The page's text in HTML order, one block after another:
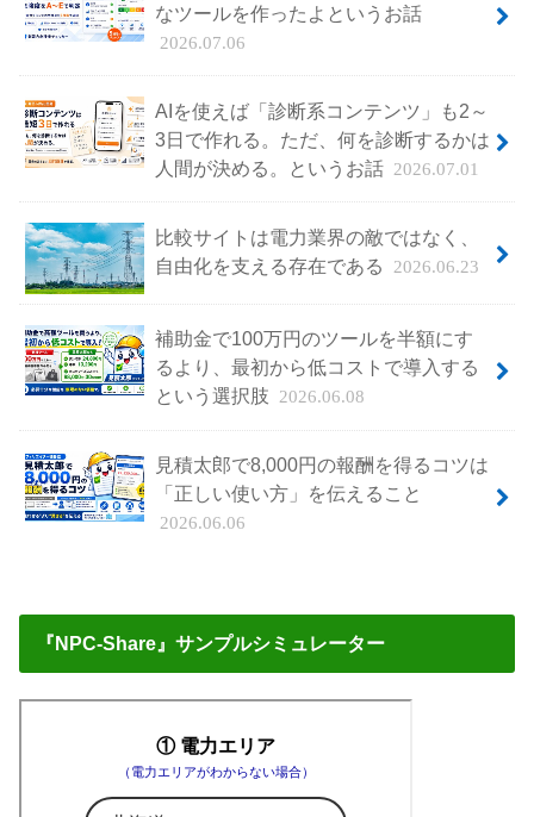
なツールを作ったよというお話
2026.07.06
AIを使えば「診断系コンテンツ」も2～
3日で作れる。ただ、何を診断するかは
人間が決める。というお話 2026.07.01
比較サイトは電力業界の敵ではなく、
自由化を支える存在である
2026.06.23
補助金で100万円のツールを半額にす
るより、最初から低コストで導入する
という選択肢 2026.06.08
見積太郎で8,000円の報酬を得るコツは
「正しい使い方」を伝えること
2026.06.06
『NPC-Share』サンプルシミュレーター